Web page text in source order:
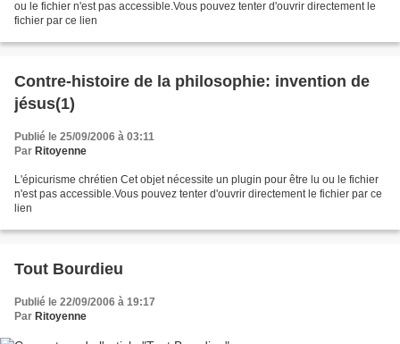
ou le fichier n'est pas accessible.Vous pouvez tenter d'ouvrir directement le
fichier par ce lien
Contre-histoire de la philosophie: invention de
jésus(1)
Publié le 25/09/2006 à 03:11
Par Ritoyenne
L'épicurisme chrétien Cet objet nécessite un plugin pour être lu ou le fichier
n'est pas accessible.Vous pouvez tenter d'ouvrir directement le fichier par ce
lien
Tout Bourdieu
Publié le 22/09/2006 à 19:17
Par Ritoyenne